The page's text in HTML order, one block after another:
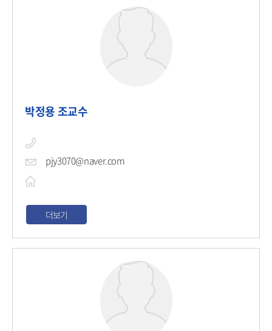
박정용 조교수
pjy3070@naver.com
더보기